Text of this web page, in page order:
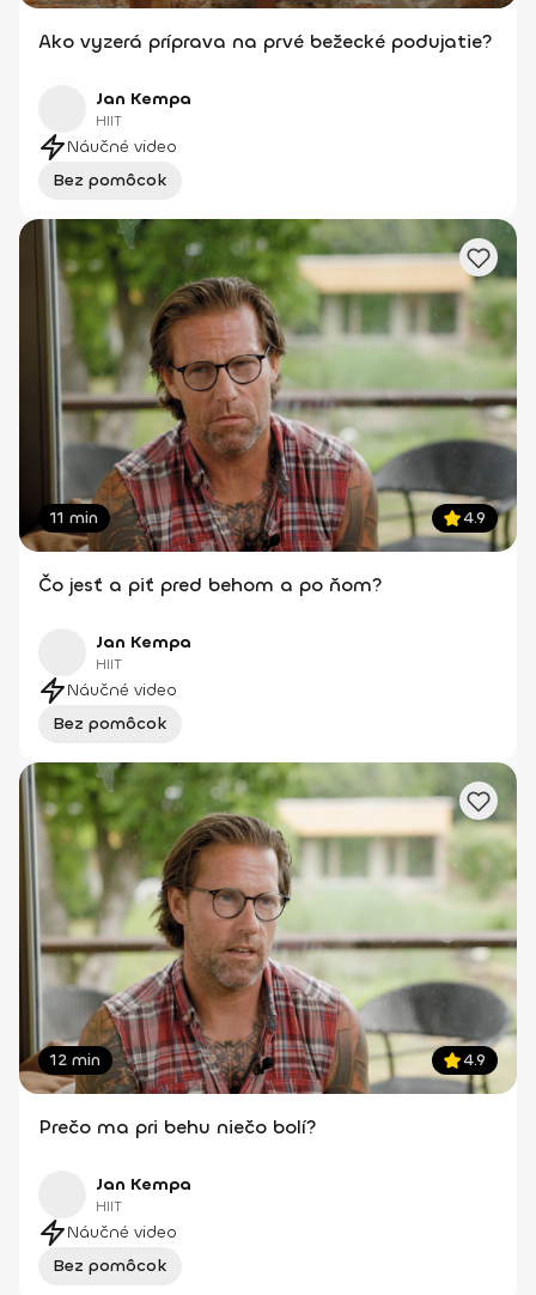
Ako vyzerá príprava na prvé bežecké podujatie?
Jan Kempa
HIIT
Náučné video
Bez pomôcok
11 min 4.9
Čo jesť a piť pred behom a po ňom?
Jan Kempa
HIIT
Náučné video
Bez pomôcok
12 min 4.9
Prečo ma pri behu niečo bolí?
Jan Kempa
HIIT
Náučné video
Bez pomôcok